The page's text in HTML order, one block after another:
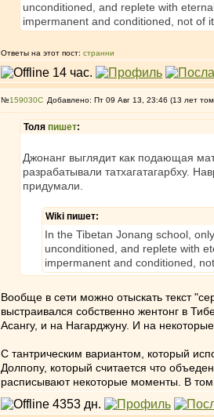
unconditioned, and replete with
impermanent and conditioned, not of
Ответы на этот пост: странни
№159030 Добавлено: Пт 09 Авг 13, 23:46 (13 лет
Толя пишет:
Джонанг выглядит как подающая
разрабатывали татхагатагарбху.
придумали.
Wiki пишет:
In the Tibetan Jonang school,
unconditioned, and replete with
impermanent and conditioned,
Вообще в сети можно отыскать текст
выстраивался собственно жентонг в
Асангу, и на Нагарджуну. И на
С тантрическим вариантом, который
Долпопу, который считается что
расписывают некоторые моменты. В том